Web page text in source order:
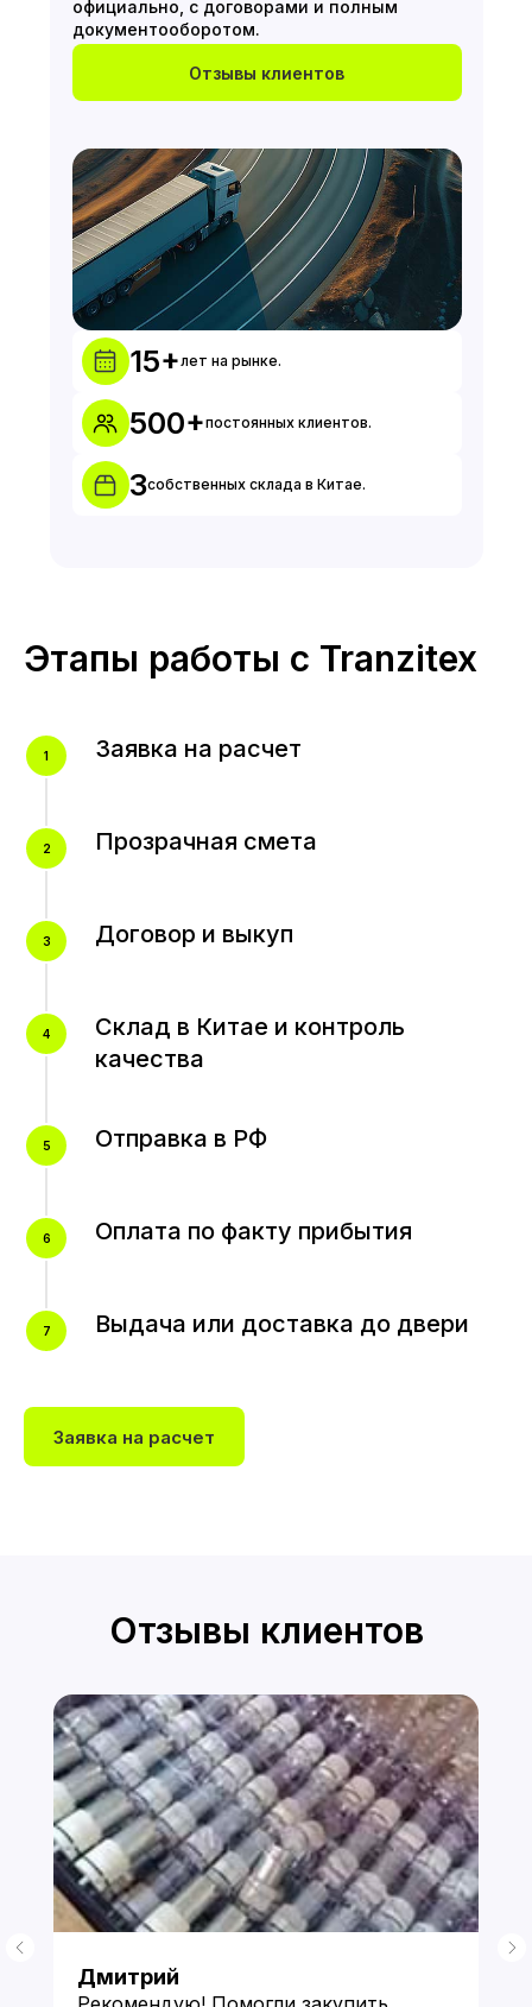
официально, с договорами и полным
документооборотом.
Отзывы клиентов
15+лет на рынке.
500+постоянных клиентов.
3собственных склада в Китае.
Этапы работы с Tranzitex
Заявка на расчет
Прозрачная смета
Договор и выкуп
Склад в Китае и контроль
качества
Отправка в РФ
Оплата по факту прибытия
Выдача или доставка до двери
Заявка на расчет
Отзывы клиентов
Дмитрий